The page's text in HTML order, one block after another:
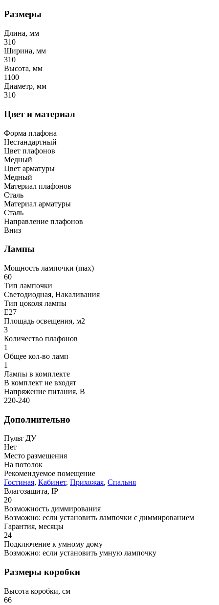
Размеры
Длина, мм
310
Ширина, мм
310
Высота, мм
1100
Диаметр, мм
310
Цвет и материал
Форма плафона
Нестандартный
Цвет плафонов
Медный
Цвет арматуры
Медный
Материал плафонов
Сталь
Материал арматуры
Сталь
Направление плафонов
Вниз
Лампы
Мощность лампочки (max)
60
Тип лампочки
Светодиодная, Накаливания
Тип цоколя лампы
E27
Площадь освещения, м2
3
Количество плафонов
1
Общее кол-во ламп
1
Лампы в комплекте
В комплект не входят
Напряжение питания, В
220-240
Дополнительно
Пульт ДУ
Нет
Место размещения
На потолок
Рекомендуемое помещение
Гостиная, Кабинет, Прихожая, Спальня
Влагозащита, IP
20
Возможность диммирования
Возможно: если установить лампочки с диммированием
Гарантия, месяцы
24
Подключение к умному дому
Возможно: если установить умную лампочку
Размеры коробки
Высота коробки, см
66